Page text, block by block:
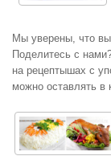
Мы уверены, что вы
Поделитесь с
на рецептышах с
можно оставлять в